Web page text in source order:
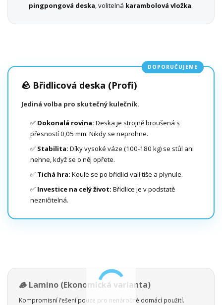
pingpongová deska, volitelná karambolová vložka.
DOPORUČUJEME
🪨 Břidlicová deska (Profi)
Jediná volba pro skutečný kulečník.
✅ Dokonalá rovina: Deska je strojně broušená s
přesností 0,05 mm. Nikdy se neprohne.
✅ Stabilita: Díky vysoké váze (100-180 kg) se stůl ani
nehne, když se o něj opřete.
✅ Tichá hra: Koule se po břidlici valí tiše a plynule.
✅ Investice na celý život: Břidlice je v podstatě
nezničitelná.
🪵 Lamino (Ekonomická varianta)
Kompromisní řešení pouze pro nenáročné domácí použití.